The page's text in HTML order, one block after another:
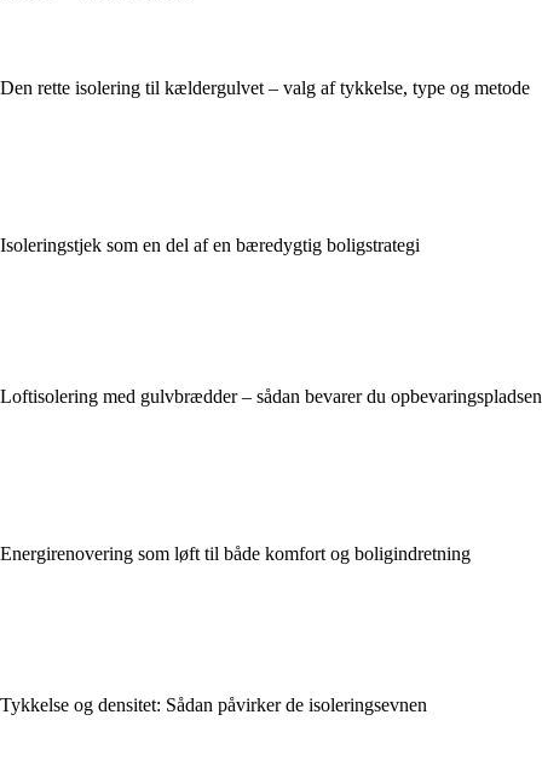
Den rette isolering til kældergulvet – valg af tykkelse, type og metode
Isoleringstjek som en del af en bæredygtig boligstrategi
Loftisolering med gulvbrædder – sådan bevarer du opbevaringspladsen
Energirenovering som løft til både komfort og boligindretning
Tykkelse og densitet: Sådan påvirker de isoleringsevnen